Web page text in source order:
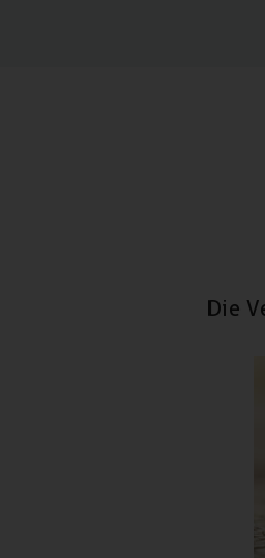
Die